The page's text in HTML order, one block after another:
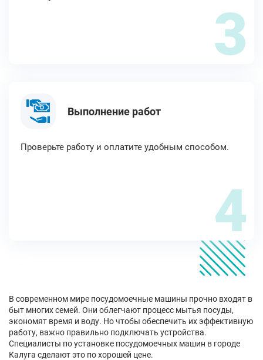
3
Выполнение работ
Проверьте работу и оплатите удобным способом.
4
В современном мире посудомоечные машины прочно входят в
быт многих семей. Они облегчают процесс мытья посуды,
экономят время и воду. Но чтобы обеспечить их эффективную
работу, важно правильно подключать устройства.
Специалисты по установке посудомоечных машин в городе
Калуга сделают это по хорошей цене.